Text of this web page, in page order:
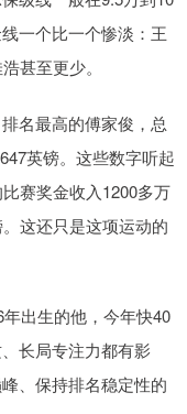
一个比一个惨淡：王
甚至更少。
名最高的傅家俊，总
英镑。这些数字听起
赛奖金收入1200多万
这还只是这项运动的
出生的他，今年快40
长局专注力都有影
、保持排名稳定性的